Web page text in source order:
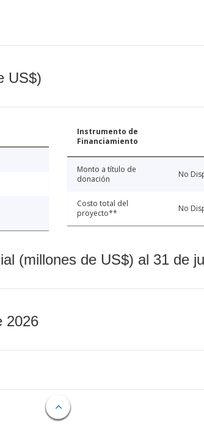
US$)
Instrumento de
Financiamiento
Monto a título de
donación
No
Costo total del
proyecto**
No
(millones de US$) al 31 de
2026